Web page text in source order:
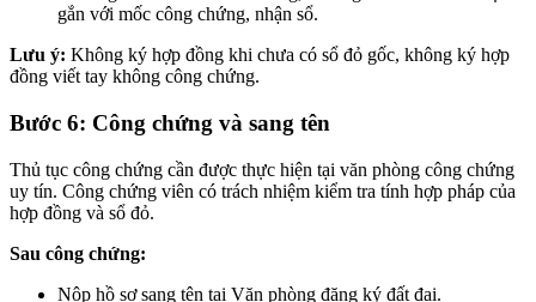
gắn với mốc công chứng, nhận sổ.
Lưu ý: Không ký hợp đồng khi chưa có sổ đỏ gốc, không ký hợp
đồng viết tay không công chứng.
Bước 6: Công chứng và sang tên
Thủ tục công chứng cần được thực hiện tại văn phòng công chứng
uy tín. Công chứng viên có trách nhiệm kiểm tra tính hợp pháp của
hợp đồng và sổ đỏ.
Sau công chứng:
Nộp hồ sơ sang tên tại Văn phòng đăng ký đất đai.